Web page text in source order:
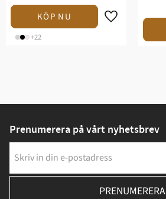
+22
Prenumerera på vårt nyhetsbrev
PRENUMERERA